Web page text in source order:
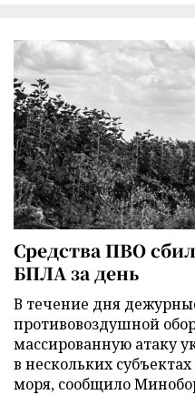
Средства ПВО
БПЛА за день
В течение дня
противовоздушной
массированную атаку
в нескольких
моря, сообщило